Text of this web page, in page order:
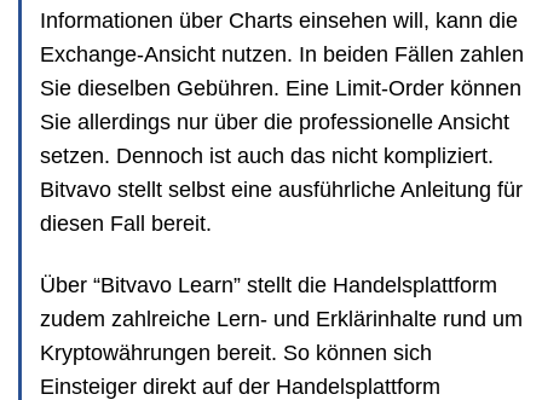
Informationen über Charts einsehen will, kann die
Exchange-Ansicht nutzen. In beiden Fällen zahlen
Sie dieselben Gebühren. Eine Limit-Order können
Sie allerdings nur über die professionelle Ansicht
setzen. Dennoch ist auch das nicht kompliziert.
Bitvavo stellt selbst eine ausführliche Anleitung für
diesen Fall bereit.
Über “Bitvavo Learn” stellt die Handelsplattform
zudem zahlreiche Lern- und Erklärinhalte rund um
Kryptowährungen bereit. So können sich
Einsteiger direkt auf der Handelsplattform